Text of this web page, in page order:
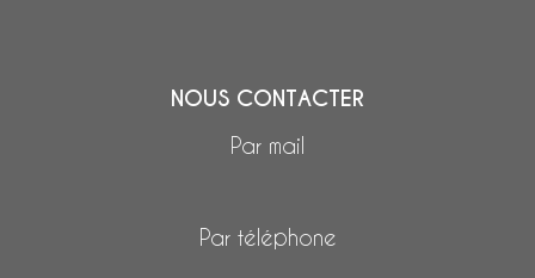
NOUS CONTACTER
Par mail
Par téléphone